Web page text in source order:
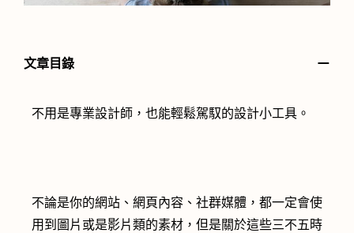
文章目錄 －
不用是專業設計師，也能輕鬆駕馭的設計小工具。
不論是你的網站、網頁內容、社群媒體，都一定會使
用到圖片或是影片類的素材，但是關於這些三不五時